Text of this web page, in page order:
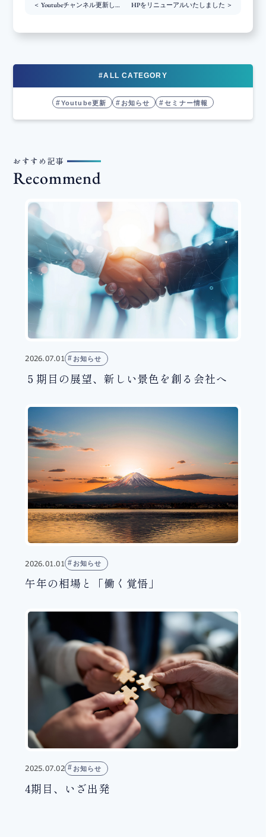
＜ Youtubeチャンネル更新し… HPをリニューアルいたしました ＞
#ALL CATEGORY
Youtube更新 お知らせ セミナー情報
おすすめ記事
Recommend
2026.07.01 お知らせ
５期目の展望、新しい景色を創る会社へ
2026.01.01 お知らせ
午年の相場と「働く覚悟」
2025.07.02 お知らせ
4期目、いざ出発